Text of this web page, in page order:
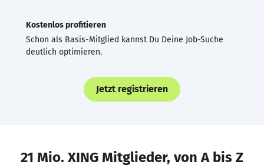
Kostenlos profitieren
Schon als Basis-Mitglied kannst Du Deine Job-Suche
deutlich optimieren.
Jetzt registrieren
21 Mio. XING Mitglieder, von A bis Z